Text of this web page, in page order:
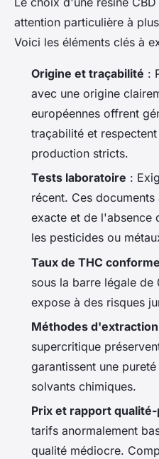
attention particulière à
Voici les éléments clés à
Origine et traçabilité :
avec une origine
européennes offrent
traçabilité et
production stricts.
Tests laboratoire :
récent. Ces
exacte et de l'absence
les pesticides ou
Taux de THC conforme
sous la barre légale
expose à des risques
Méthodes d'extraction
supercritique
garantissent une
solvants chimiques.
Prix et rapport
tarifs anormalement
qualité médiocre.